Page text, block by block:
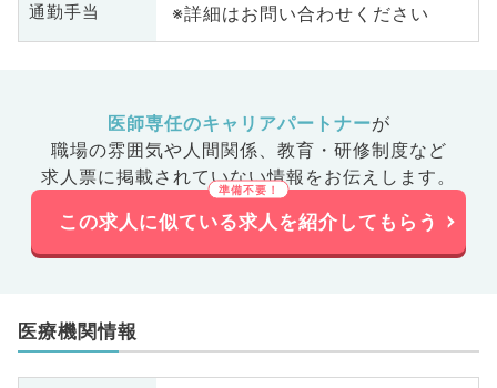
通勤手当 ※詳細はお問い合わせください
医師専任のキャリアパートナーが
職場の雰囲気や人間関係、 教育・研修制度など
求人票に掲載されていない情報をお伝えします。
この求人に似ている求人を紹介してもらう
医療機関情報